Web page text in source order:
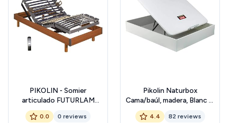
PIKOLIN - Somier
articulado FUTURLAM
Madera inalámbrico
150x190 cm
0.0 0 reviews
Pikolin Naturbox
Cama/baúl, madera, Blanc 2,
135 x 190 cm
4.4 82 reviews